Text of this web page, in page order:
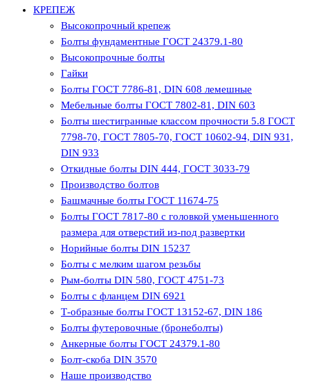
КРЕПЕЖ
Высокопрочный крепеж
Болты фундаментные ГОСТ 24379.1-80
Высокопрочные болты
Гайки
Болты ГОСТ 7786-81, DIN 608 лемешные
Мебельные болты ГОСТ 7802-81, DIN 603
Болты шестигранные классом прочности 5.8 ГОСТ
7798-70, ГОСТ 7805-70, ГОСТ 10602-94, DIN 931,
DIN 933
Откидные болты DIN 444, ГОСТ 3033-79
Производство болтов
Башмачные болты ГОСТ 11674-75
Болты ГОСТ 7817-80 с головкой уменьшенного
размера для отверстий из-под развертки
Норийные болты DIN 15237
Болты с мелким шагом резьбы
Рым-болты DIN 580, ГОСТ 4751-73
Болты с фланцем DIN 6921
Т-образные болты ГОСТ 13152-67, DIN 186
Болты футеровочные (бронеболты)
Анкерные болты ГОСТ 24379.1-80
Болт-скоба DIN 3570
Наше производство